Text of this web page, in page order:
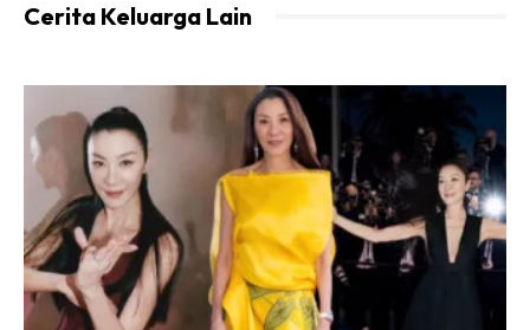
Cerita Keluarga Lain